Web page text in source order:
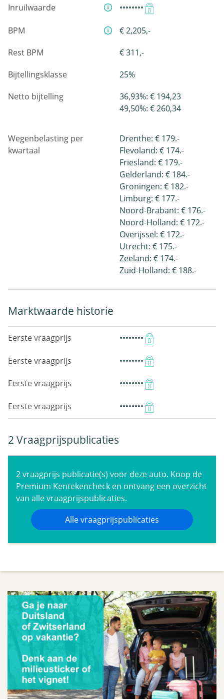
Inruilwaarde ••••••••
BPM
€ 2,205,-
Rest BPM
€ 311,-
Bijtellingsklasse
25%
Netto bijtelling
36,93%: € 194,23
49,50%: € 260,34
Wegenbelasting per
kwartaal
Drenthe: € 179.-
Flevoland: € 174.-
Friesland: € 179.-
Gelderland: € 184.-
Groningen: € 182.-
Limburg: € 177.-
Noord-Brabant: € 176.-
Noord-Holland: € 172.-
Overijssel: € 172.-
Utrecht: € 175.-
Zeeland: € 174.-
Zuid-Holland: € 188.-
Marktwaarde historie
Eerste vraagprijs ••••••••
Eerste vraagprijs ••••••••
Eerste vraagprijs ••••••••
Eerste vraagprijs ••••••••
2 Vraagprijspublicaties
2 vraagprijs publicatie(s) voor deze auto. Koop de
Premium Kentekencheck en ontvang een overzicht
van alle vraagprijspublicaties.
Alle vraagprijspublicaties